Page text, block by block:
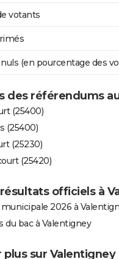
votants
nuls (en pourcentage des
des référendums
(25400)
(25400)
(25230)
(25420)
officiels à
municipale 2026 à
du bac à Valentigney
plus sur Valentigney